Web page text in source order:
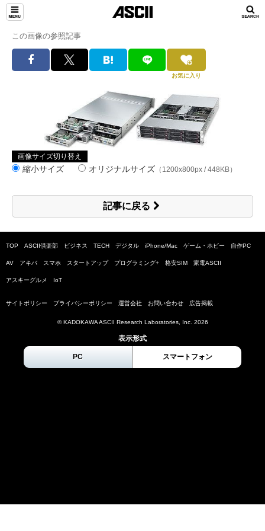
この画像の参照記事
お気に入り
画像サイズ切り替え
縮小サイズ オリジナルサイズ （1200x800px / 448KB）
記事に戻る
TOP ASCII倶楽部 ビジネス TECH デジタル iPhone/Mac ゲーム・ホビー 自作PC
AV アキバ スマホ スタートアップ プログラミング+ 格安SIM 家電ASCII
アスキーグルメ IoT
サイトポリシー プライバシーポリシー 運営会社 お問い合わせ 広告掲載
© KADOKAWA ASCII Research Laboratories, Inc. 2026
表示形式
PC スマートフォン